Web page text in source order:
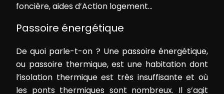
foncière, aides d’Action logement…
Passoire énergétique
De quoi parle-t-on ? Une passoire énergétique,
ou passoire thermique, est une habitation dont
l’isolation thermique est très insuffisante et où
les ponts thermiques sont nombreux. Il s’agit